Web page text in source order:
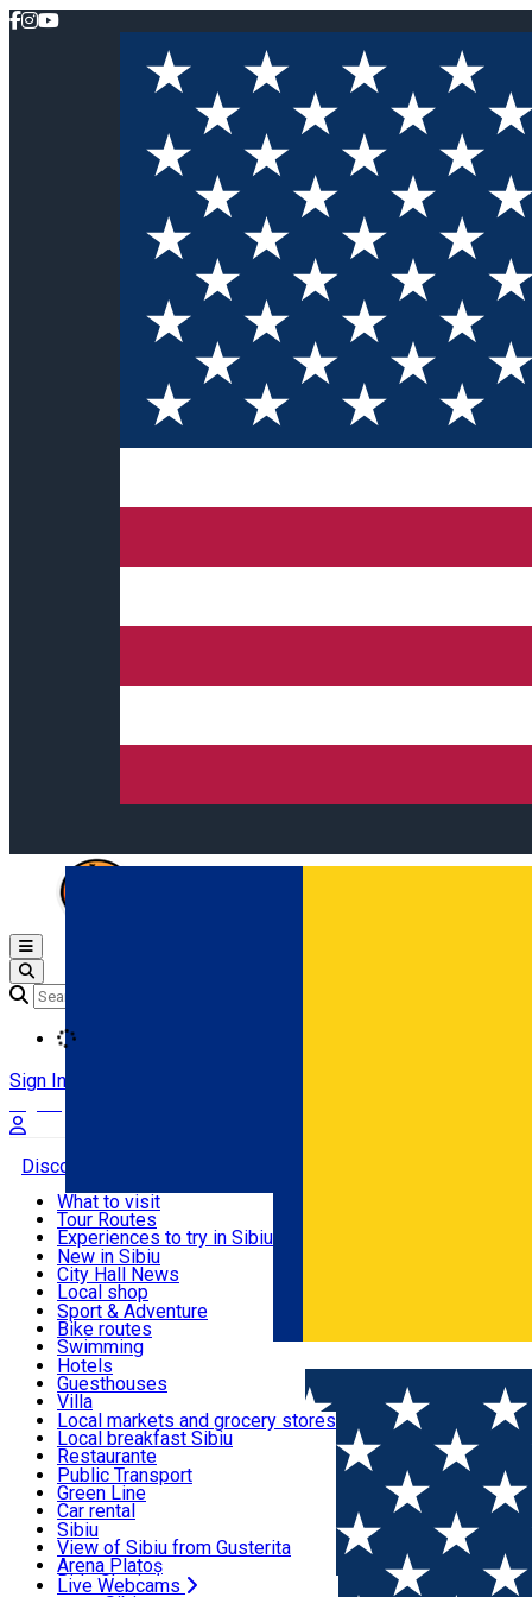
Română
Open main menu
Sign In
Discover
Useful info
Activities & Adventure
Accommodation
Food, Drinks & Nightlife
Transport & Parking
Live Webcams
What to visit
Tour Routes
Experiences to try in Sibiu
Podcast
Culture
Museums
Churches
Parks, Zoo
County of Sibiu
New in Sibiu
City Hall News
Local shop
Sibiu artisans
Sibiul Verde
Public services
Education
How do I get to Sibiu
Tourist Info
Tour Guides
Guided tours
Publicații locale
Beauty salons
Sport & Adventure
Bike routes
Swimming
Riding
Indoor activities
Loc de joacă indoor
Loc de joacă outdoor
Ski
Ice skating
Yoga
Hotels
Guesthouses
Villa
Hostels
Motel
Camping
Renting rooms
Rooms for rent
Accommodation outside Sibiu
Local markets and grocery stores
Local breakfast Sibiu
Restaurante
Pizza
Fast Food
Coffee
Sweets
Pub, Bar
Night clubs
Bakeries
Public Transport
Green Line
Car rental
Rent a bike
Scooter rentals
Taxi
Ride Sharing
Sibiu
View of Sibiu from Gusterita
Arena Platoș
Live Webcams